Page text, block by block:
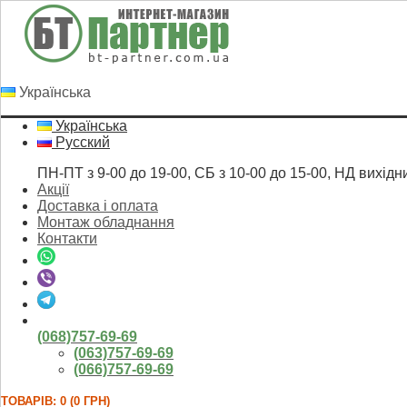
Українська
Українська
Русский
ПН-ПТ з 9-00 до 19-00, СБ з 10-00 до 15-00, НД
Акції
Доставка і оплата
Монтаж обладнання
Контакти
(068)757-69-69
(063)757-69-69
(066)757-69-69
ТОВАРІВ: 0 (0 ГРН)